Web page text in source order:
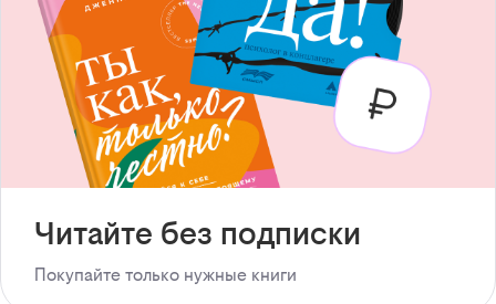
Читайте без подписки
Покупайте только нужные книги